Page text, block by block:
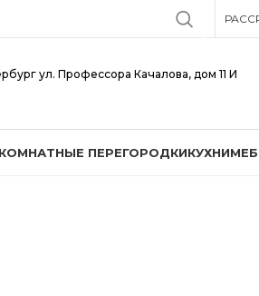
ул. Профессора Качалова, дом 11 И
ПЕРЕГОРОДКИКУХНИ